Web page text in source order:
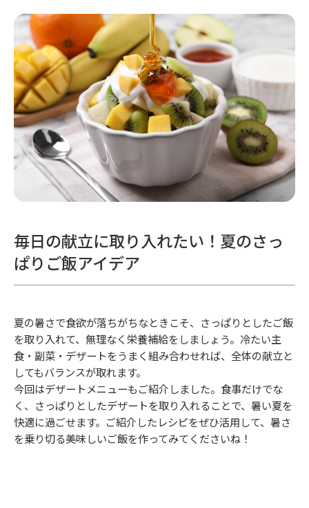
毎日の献立に取り入れたい！夏のさっ
ぱりご飯アイデア
夏の暑さで食欲が落ちがちなときこそ、さっぱりとしたご飯
を取り入れて、無理なく栄養補給をしましょう。冷たい主
食・副菜・デザートをうまく組み合わせれば、全体の献立と
してもバランスが取れます。
今回はデザートメニューもご紹介しました。食事だけでな
く、さっぱりとしたデザートを取り入れることで、暑い夏を
快適に過ごせます。ご紹介したレシピをぜひ活用して、暑さ
を乗り切る美味しいご飯を作ってみてくださいね！